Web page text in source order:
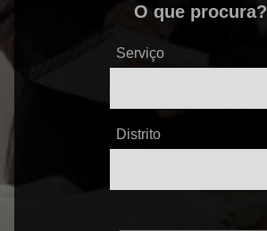
O que procura?
Serviço
Distrito